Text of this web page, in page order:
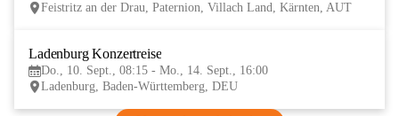
Feistritz an der Drau, Paternion, Villach Land, Kärnten, AUT
Ladenburg Konzertreise
Do., 10. Sept., 08:15 - Mo., 14. Sept., 16:00
Ladenburg, Baden-Württemberg, DEU